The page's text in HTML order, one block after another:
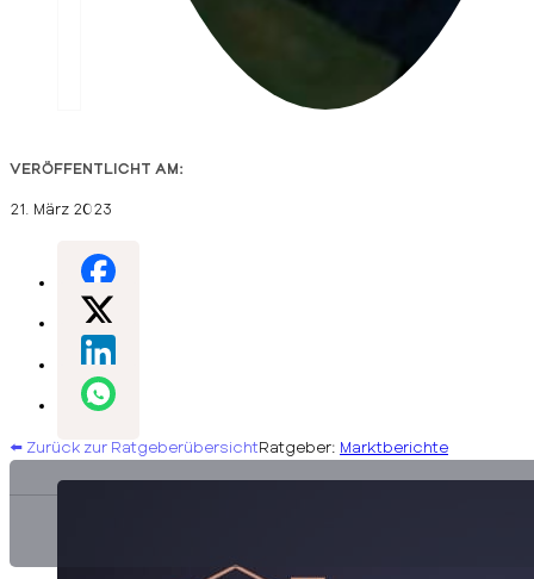
VERÖFFENTLICHT AM:
21. März 2023
⬅️ Zurück zur RatgeberübersichtRatgeber: Marktberichte